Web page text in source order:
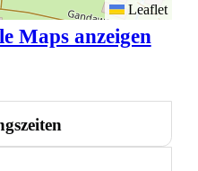
Leaflet
Maps anzeigen